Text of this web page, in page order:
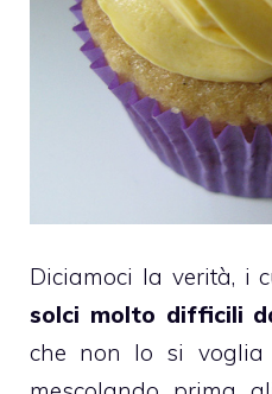
Diciamoci la verità, i
solci molto difficili
che non lo si voglia